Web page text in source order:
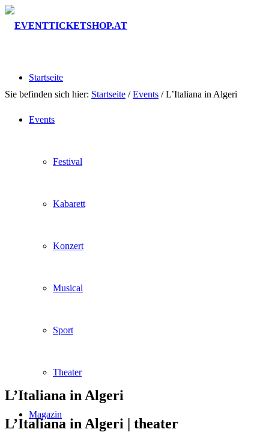
Startseite
Events
Festival
Kabarett
Konzert
Musical
Sport
Theater
Magazin
Sie befinden sich hier: Startseite / Events / L’Italiana in Algeri
L’Italiana in Algeri
L’Italiana in Algeri | theater